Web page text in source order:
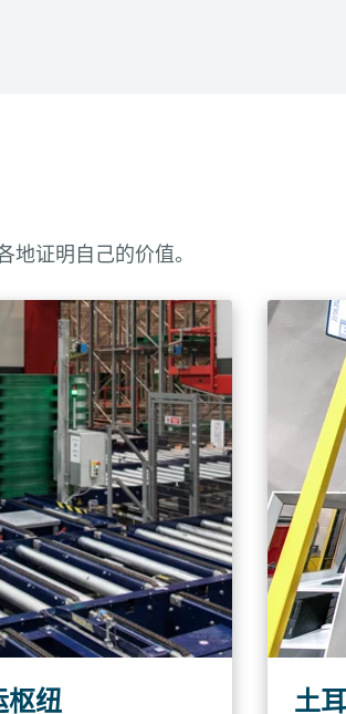
1,000 - 1,700 毫米），可根据具体的货
证明自己的价值。
枢纽 土